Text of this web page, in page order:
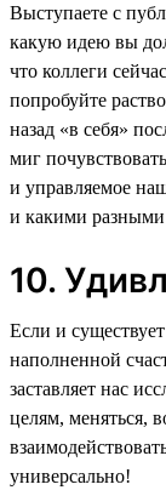
Выступаете с
какую идею вы
что коллеги
попробуйте
назад «в себя»
миг
и управляемое
и какими
10.
Если и
наполненной
заставляет нас
целям, меняться,
универсально!